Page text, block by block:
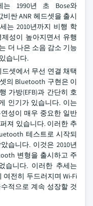
는 1990년 초 Bose와
싼 ANR 헤드셋을 출시
는 2010년까지 비행 학
성이 높아지면서 유행
더 나은 소음 감소 기능
습니다.
셋에서 무선 연결 채택
의 Bluetooth 구현은 이
가방(EFB)과 간단히 호
인기가 있습니다. 이는
성이 매우 중요한 일반
져 있습니다. 이러한 추
테스트로 시작되
습니다. 이것은 2010년
변형을 출시하고 주
습니다. 이러한 추세는
여전히 두드러지며 Wi-Fi
적으로 계속 성장할 것